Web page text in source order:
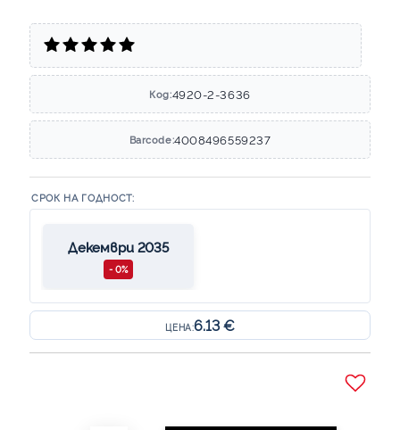
Код:4920-2-3636
Barcode:4008496559237
СРОК НА ГОДНОСТ:
Декември 2035
- 0%
ЦЕНА:6.13 €